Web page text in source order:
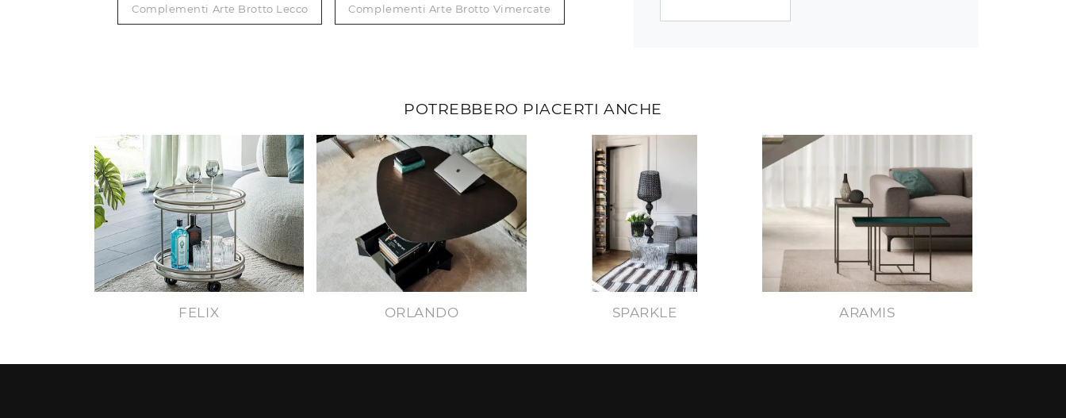
Complementi Arte Brotto Lecco Complementi Arte Brotto Vimercate
POTREBBERO PIACERTI ANCHE
FELIX ORLANDO SPARKLE ARAMIS